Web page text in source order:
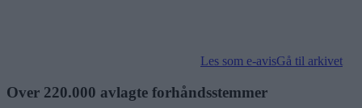
Les som e-avisGå til arkivet
Over 220.000 avlagte forhåndsstemmer